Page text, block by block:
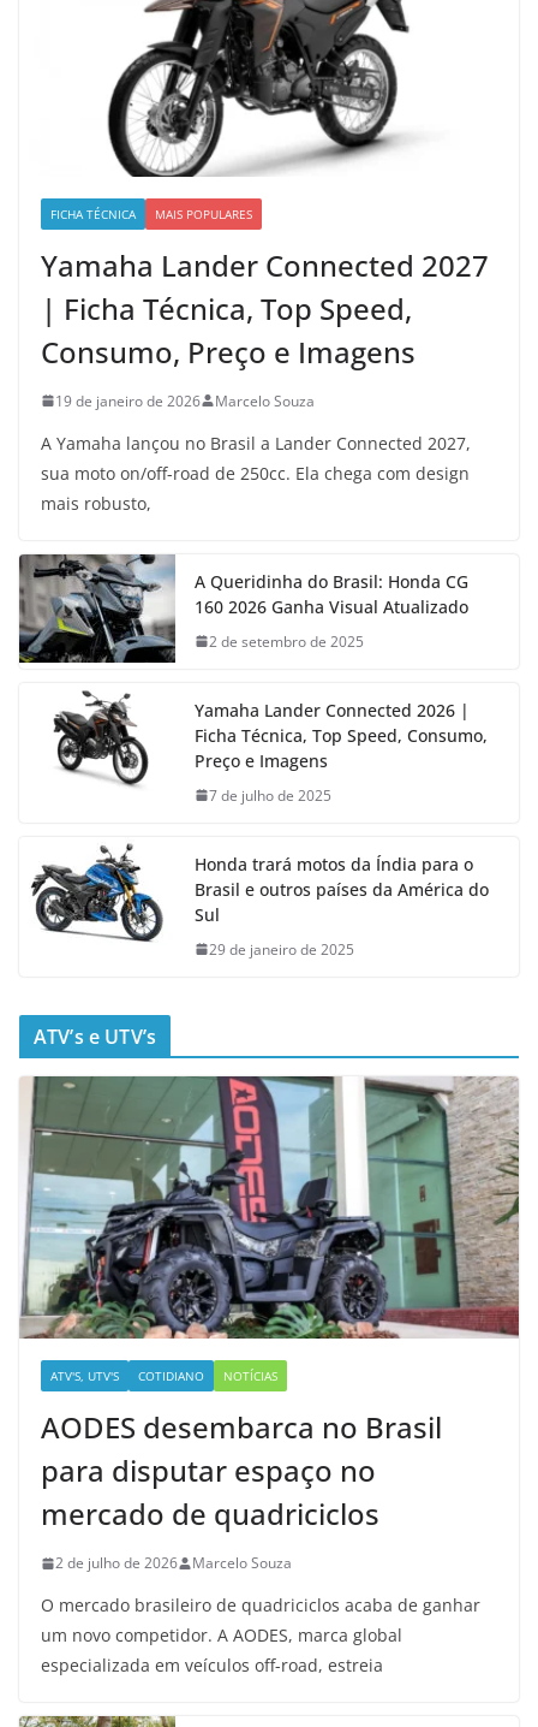
FICHA TÉCNICA MAIS POPULARES
Yamaha Lander Connected 2027
| Ficha Técnica, Top Speed,
Consumo, Preço e Imagens
19 de janeiro de 2026 Marcelo Souza
A Yamaha lançou no Brasil a Lander Connected 2027,
sua moto on/off-road de 250cc. Ela chega com design
mais robusto,
A Queridinha do Brasil: Honda CG
160 2026 Ganha Visual Atualizado
2 de setembro de 2025
Yamaha Lander Connected 2026 |
Ficha Técnica, Top Speed, Consumo,
Preço e Imagens
7 de julho de 2025
Honda trará motos da Índia para o
Brasil e outros países da América do
Sul
29 de janeiro de 2025
ATV’s e UTV’s
ATV'S, UTV'S COTIDIANO NOTÍCIAS
AODES desembarca no Brasil
para disputar espaço no
mercado de quadriciclos
2 de julho de 2026 Marcelo Souza
O mercado brasileiro de quadriciclos acaba de ganhar
um novo competidor. A AODES, marca global
especializada em veículos off-road, estreia